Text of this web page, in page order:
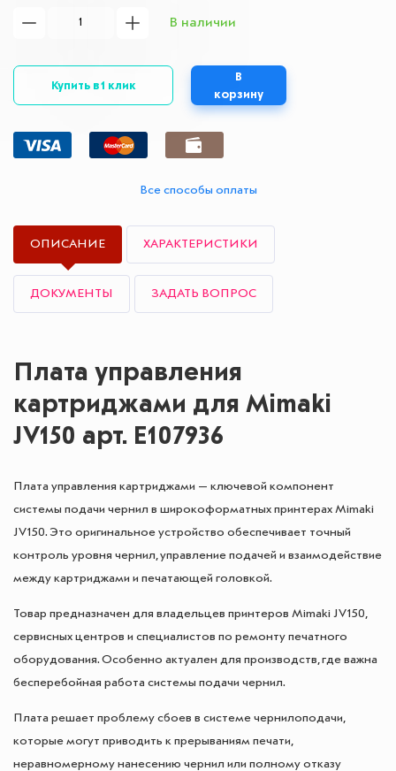
В наличии
Купить в 1 клик
В
корзину
Все способы оплаты
ОПИСАНИЕ ХАРАКТЕРИСТИКИ
ДОКУМЕНТЫ ЗАДАТЬ ВОПРОС
Плата управления
картриджами для Mimaki
JV150 арт. E107936
Плата управления картриджами — ключевой компонент
системы подачи чернил в широкоформатных принтерах Mimaki
JV150. Это оригинальное устройство обеспечивает точный
контроль уровня чернил, управление подачей и взаимодействие
между картриджами и печатающей головкой.
Товар предназначен для владельцев принтеров Mimaki JV150,
сервисных центров и специалистов по ремонту печатного
оборудования. Особенно актуален для производств, где важна
бесперебойная работа системы подачи чернил.
Плата решает проблему сбоев в системе чернилоподачи,
которые могут приводить к прерываниям печати,
неравномерному нанесению чернил или полному отказу